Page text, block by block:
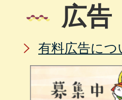
広告
有料広告につ